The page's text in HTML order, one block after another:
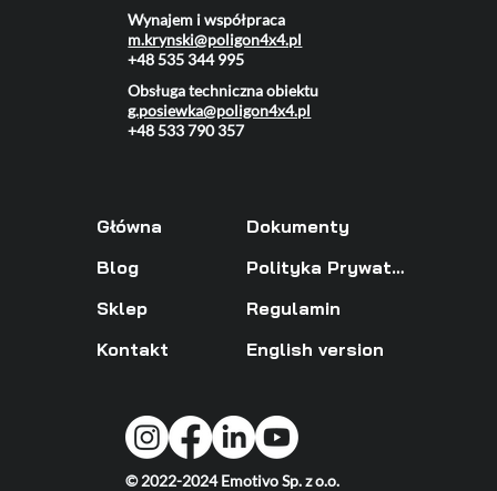
© 2022-2024 Emotivo Sp. z o.o.
Wynajem i współpraca
m.krynski@poligon4x4.pl
+48 535 344 995
Obsługa techniczna obiektu
g.posiewka@poligon4x4.pl
+48 533 790 357
Dokumenty
Polityka Prywatności
Regulamin
English version
Główna
Blog
Sklep
Kontakt